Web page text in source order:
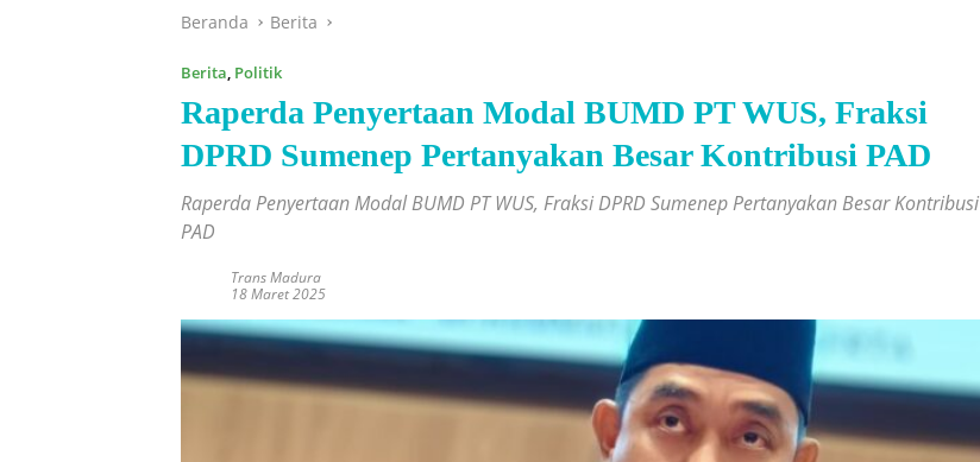
Beranda Berita
Berita Politik
Raperda Penyertaan Modal BUMD PT WUS, Fraksi
DPRD Sumenep Pertanyakan Besar Kontribusi PAD
Raperda Penyertaan Modal BUMD PT WUS, Fraksi DPRD Sumenep Pertanyakan Besar Kontribusi
PAD
Trans Madura
18 Maret 2025